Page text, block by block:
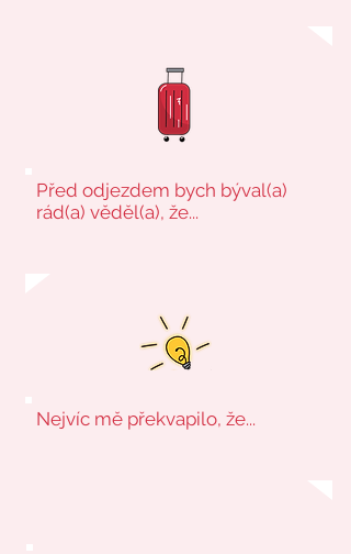
Před odjezdem bych býval(a)
rád(a) věděl(a), že...
Nejvíc mě překvapilo, že...